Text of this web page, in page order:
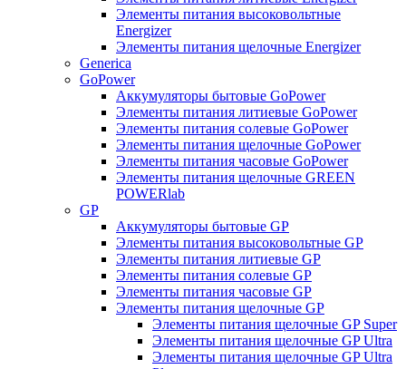
Элементы питания высоковольтные
Energizer
Элементы питания щелочные Energizer
Generica
GoPower
Аккумуляторы бытовые GoPower
Элементы питания литиевые GoPower
Элементы питания солевые GoPower
Элементы питания щелочные GoPower
Элементы питания часовые GoPower
Элементы питания щелочные GREEN
POWERlab
GP
Аккумуляторы бытовые GP
Элементы питания высоковольтные GP
Элементы питания литиевые GP
Элементы питания солевые GP
Элементы питания часовые GP
Элементы питания щелочные GP
Элементы питания щелочные GP Super
Элементы питания щелочные GP Ultra
Элементы питания щелочные GP Ultra